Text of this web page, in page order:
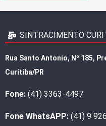
SINTRACIMENTO
Rua Santo Antonio, Nº 185,
Curitiba/PR
Fone: (41) 3363-4497
Fone WhatsAPP: (41) 9